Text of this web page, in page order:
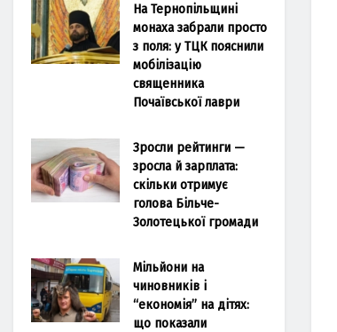
На Тернопільщині
монаха забрали просто
з поля: у ТЦК пояснили
мобілізацію
священника
Почаївської лаври
Зросли рейтинги —
зросла й зарплата:
скільки отримує
голова Більче-
Золотецької громади
Мільйони на
чиновників і
“економія” на дітях:
що показали